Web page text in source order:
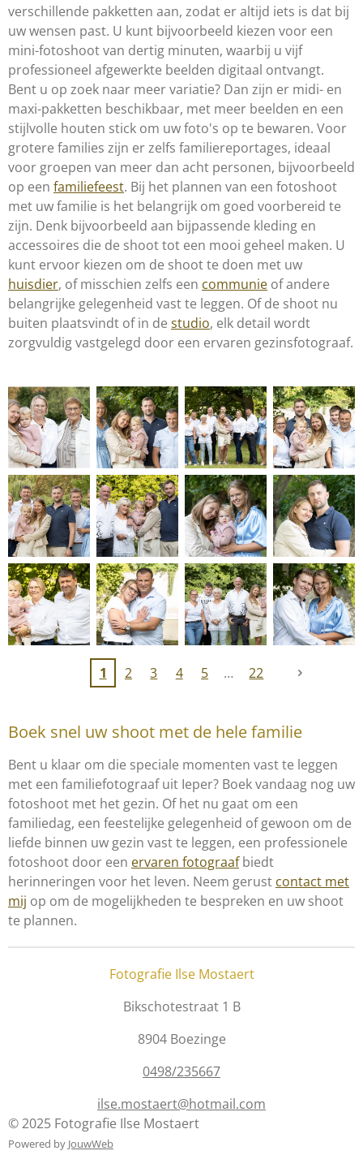
verschillende pakketten aan, zodat er altijd iets is dat bij
uw wensen past. U kunt bijvoorbeeld kiezen voor een
mini-fotoshoot van dertig minuten, waarbij u vijf
professioneel afgewerkte beelden digitaal ontvangt.
Bent u op zoek naar meer variatie? Dan zijn er midi- en
maxi-pakketten beschikbaar, met meer beelden en een
stijlvolle houten stick om uw foto's op te bewaren. Voor
grotere families zijn er zelfs familiereportages, ideaal
voor groepen van meer dan acht personen, bijvoorbeeld
op een familiefeest. Bij het plannen van een fotoshoot
met uw familie is het belangrijk om goed voorbereid te
zijn. Denk bijvoorbeeld aan bijpassende kleding en
accessoires die de shoot tot een mooi geheel maken. U
kunt ervoor kiezen om de shoot te doen met uw
huisdier, of misschien zelfs een communie of andere
belangrijke gelegenheid vast te leggen. Of de shoot nu
buiten plaatsvindt of in de studio, elk detail wordt
zorgvuldig vastgelegd door een ervaren gezinsfotograaf.
1 2 3 4 5 22
Boek snel uw shoot met de hele familie
Bent u klaar om die speciale momenten vast te leggen
met een familiefotograaf uit Ieper? Boek vandaag nog uw
fotoshoot met het gezin. Of het nu gaat om een
familiedag, een feestelijke gelegenheid of gewoon om de
liefde binnen uw gezin vast te leggen, een professionele
fotoshoot door een ervaren fotograafbiedt
herinneringen voor het leven. Neem gerust contact met
mij op om de mogelijkheden te bespreken en uw shoot
te plannen.
Fotografie Ilse Mostaert
Bikschotestraat 1 B
8904 Boezinge
0498/235667
ilse.mostaert@hotmail.com
© 2025 Fotografie Ilse Mostaert
Powered by JouwWeb